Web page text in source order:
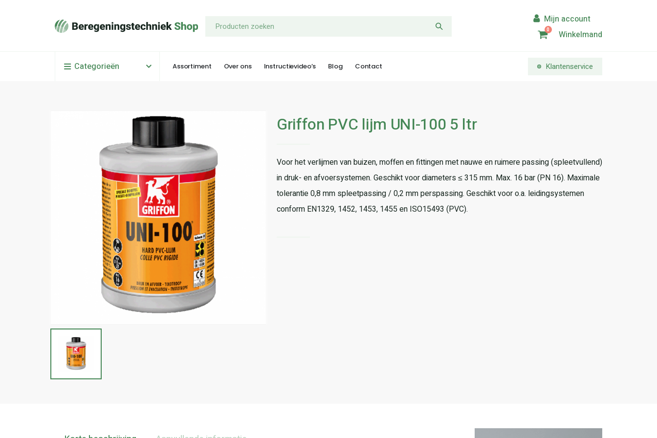
0 Winkelmand
Categorieën Assortiment Over ons Instructievideo’s Blog Contact Klantenservice
Griffon PVC lijm UNI-100 5 ltr
Voor het verlijmen van buizen, moffen en fittingen met nauwe en ruimere passing (spleetvullend)
in druk- en afvoersystemen. Geschikt voor diameters ≤ 315 mm. Max. 16 bar (PN 16). Maximale
tolerantie 0,8 mm spleetpassing / 0,2 mm perspassing. Geschikt voor o.a. leidingsystemen
conform EN1329, 1452, 1453, 1455 en ISO15493 (PVC).